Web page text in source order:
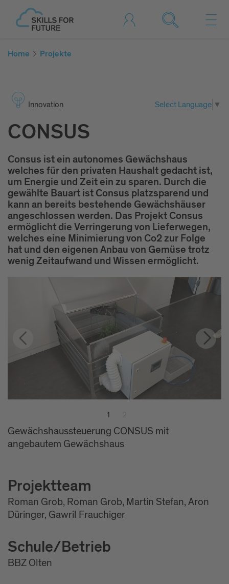
Home Projekte
Inno­vation Select Language ▼
CONSUS
Consus ist ein autonomes Gewächshaus
welches für den privaten Haushalt gedacht ist,
um Energie und Zeit ein zu sparen. Durch die
gewählte Bauart ist Consus platzsparend und
kann an bereits bestehende Gewächshäuser
angeschlossen werden. Das Projekt Consus
ermöglicht die Verringerung von Lieferwegen,
welches eine Minimierung von Co2 zur Folge
hat und den eigenen Anbau von Gemüse trotz
wenig Zeitaufwand und Wissen ermöglicht.
1
Steuerschrank
Gewächshaussteuerung CONSUS mit
angebautem Gewächshaus
Projektteam
Roman Grob, Roman Grob, Martin Stefan, Aron
Düringer, Gawril Frauchiger
Schule/Betrieb
BBZ Olten